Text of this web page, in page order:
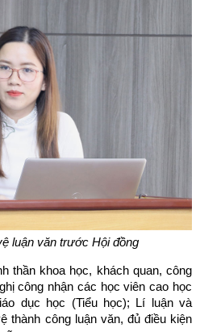
luận văn trước Hội đồng
thần khoa học, khách quan, công
công nhận các học viên cao học
dục học (Tiểu học); Lí luận và
thành công luận văn, đủ điều kiện